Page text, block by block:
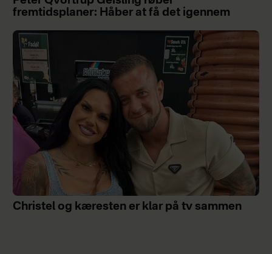
fremtidsplaner: Håber at få det igennem
Christel og kæresten er klar på tv sammen